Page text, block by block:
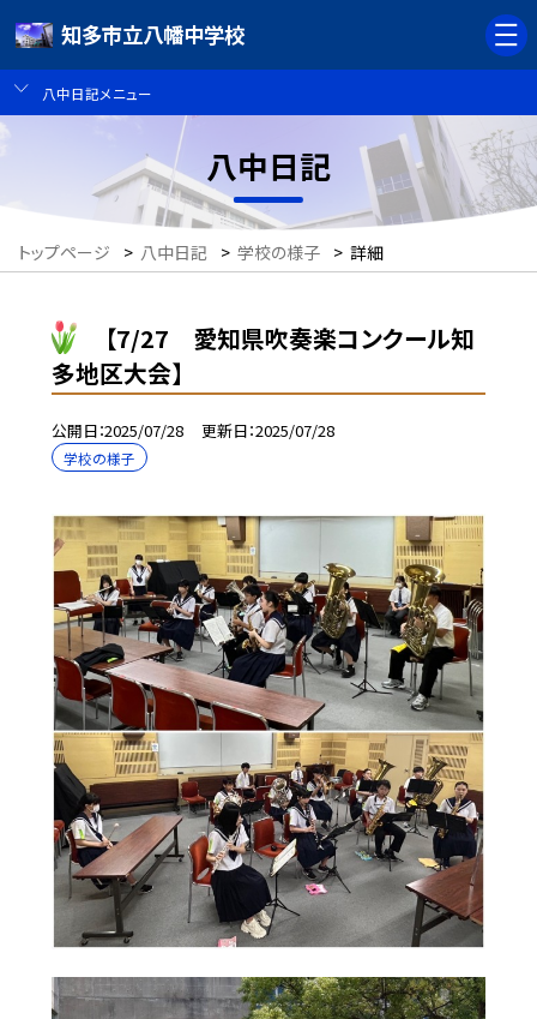
知多市立八幡中学校
八中日記メニュー
八中日記
トップページ > 八中日記 > 学校の様子 > 詳細
【7/27 愛知県吹奏楽コンクール知
多地区大会】
公開日 2025/07/28 更新日 2025/07/28
学校の様子